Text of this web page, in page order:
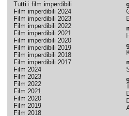
Tutti i film imperdibili
Film imperdibili 2024
Film imperdibili 2023
Film imperdibili 2022
Film imperdibili 2021
Film imperdibili 2020
Film imperdibili 2019
Film imperdibili 2018
Film imperdibili 2017
Film 2024
Film 2023
Film 2022
Film 2021
Film 2020
Film 2019
Film 2018